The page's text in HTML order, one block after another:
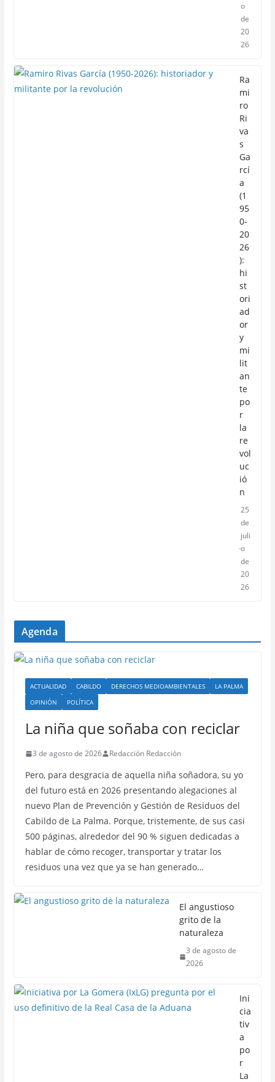
o
de
20
26
Ra
mi
ro
Ri
va
s
Ga
rcí
a
(1
95
0-
20
26
):
hi
st
ori
ad
or
y
mi
lit
an
te
po
r
la
re
vol
uc
ió
n
25
de
juli
o
de
20
26
Agenda
ACTUALIDAD CABILDO DERECHOS MEDIOAMBIENTALES
LA PALMA
OPINIÓN
POLÍTICA
La niña que soñaba con reciclar
3 de agosto de 2026 Redacción Redacción
Pero, para desgracia de aquella niña soñadora, su yo
del futuro está en 2026 presentando alegaciones al
nuevo Plan de Prevención y Gestión de Residuos del
Cabildo de La Palma. Porque, tristemente, de sus casi
500 páginas, alrededor del 90 % siguen dedicadas a
hablar de cómo recoger, transportar y tratar los
residuos una vez que ya se han generado…
El angustioso
grito de la
naturaleza
3 de agosto de
2026
Ini
cia
tiv
a
po
r
La